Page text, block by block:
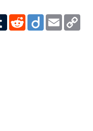
TumblrRedditDiigo Email